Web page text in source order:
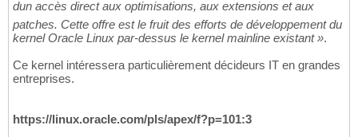
dun accès direct aux optimisations, aux extensions et aux
patches. Cette offre est le fruit des efforts de développement du
kernel Oracle Linux par-dessus le kernel mainline existant ».
Ce kernel intéressera particulièrement décideurs IT en grandes
entreprises.
https://linux.oracle.com/pls/apex/f?p=101:3